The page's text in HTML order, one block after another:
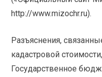
http://www.mizochr.ru).
Разъяснения,
кадастровой
Государственное